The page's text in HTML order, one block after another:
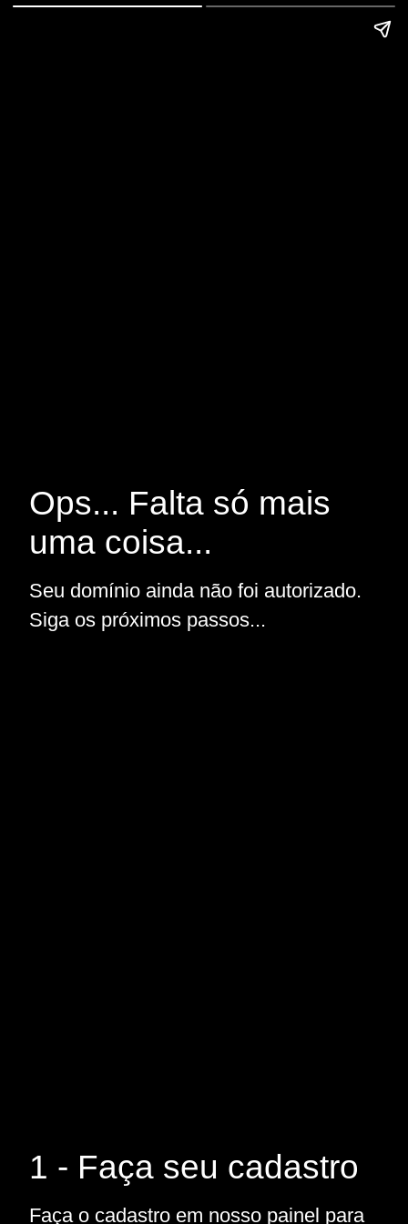
Ops... Falta só mais
uma coisa...
Seu domínio ainda não foi autorizado.
Siga os próximos passos...
1 - Faça seu cadastro
Faça o cadastro em nosso painel para